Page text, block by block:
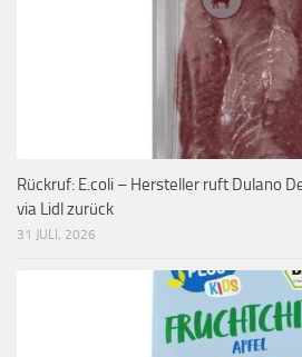
Rückruf: E.coli – Hersteller ruft Dulano
via Lidl zurück
31 JULI, 2026